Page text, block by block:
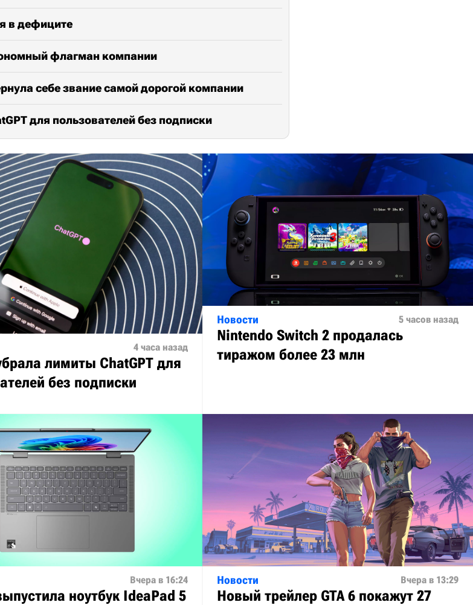
в дефиците
флагман компании
себе звание самой дорогой компании
для пользователей без подписки
4 часа назад
лимиты ChatGPT для
без подписки
Новости 5 часов назад
Nintendo Switch 2 продалась
тиражом более 23 млн
Вчера в 16:24
ноутбук IdeaPad 5
Новости Вчера в 13:29
Новый трейлер GTA 6 покажут 27